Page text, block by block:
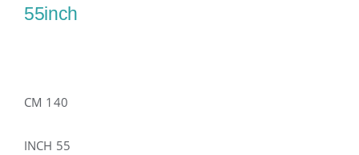
55inch
CM 140
INCH 55